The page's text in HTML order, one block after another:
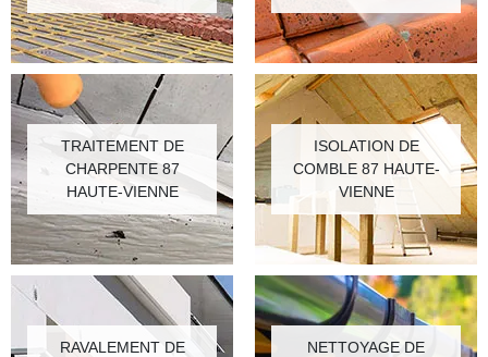
TRAITEMENT DE
CHARPENTE 87
HAUTE-VIENNE
ISOLATION DE
COMBLE 87 HAUTE-
VIENNE
RAVALEMENT DE
NETTOYAGE DE